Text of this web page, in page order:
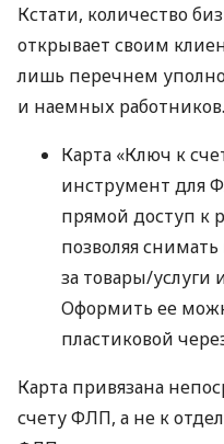
Кстати, количество
открывает своим
лишь перечнем
и наемных
Карта «Ключ к
инструмент для
прямой доступ к
позволяя
за товары/услуги
Оформить ее
пластиковой
Карта привязана
счету ФЛП, а не к